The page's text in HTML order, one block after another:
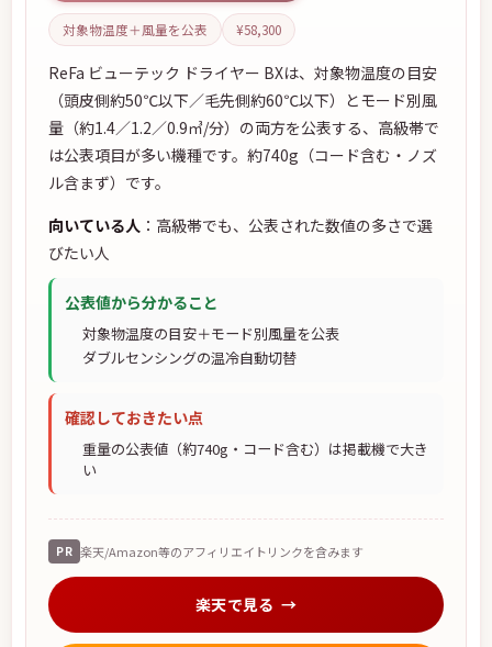
対象物温度＋風量を公表 ¥58,300
ReFa ビューテック ドライヤー BXは、対象物温度の目安
（頭皮側約50℃以下／毛先側約60℃以下）とモード別風
量（約1.4／1.2／0.9㎥/分）の両方を公表する、高級帯で
は公表項目が多い機種です。約740g（コード含む・ノズ
ル含まず）です。
向いている人 ：高級帯でも、公表された数値の多さで選
びたい人
公表値から分かること
対象物温度の目安＋モード別風量を公表
ダブルセンシングの温冷自動切替
確認しておきたい点
重量の公表値（約740g・コード含む）は掲載機で大き
い
PR 楽天/Amazon等のアフィリエイトリンクを含みます
楽天で見る